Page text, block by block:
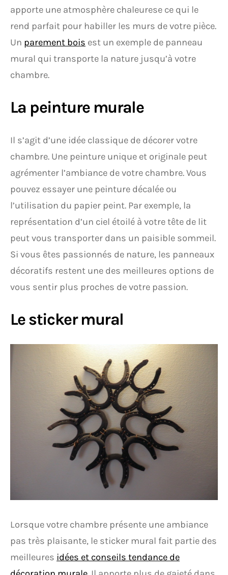
apporte une atmosphère chaleurese ce qui le
rend parfait pour habiller les murs de votre pièce.
Un parement bois est un exemple de panneau
mural qui transporte la nature jusqu’à votre
chambre.
La peinture murale
Il s’agit d’une idée classique de décorer votre
chambre. Une peinture unique et originale peut
agrémenter l’ambiance de votre chambre. Vous
pouvez essayer une peinture décalée ou
l’utilisation du papier peint. Par exemple, la
représentation d’un ciel étoilé à votre tête de lit
peut vous transporter dans un paisible sommeil.
Si vous êtes passionnés de nature, les panneaux
décoratifs restent une des meilleures options de
vous sentir plus proches de votre passion.
Le sticker mural
Lorsque votre chambre présente une ambiance
pas très plaisante, le sticker mural fait partie des
meilleures idées et conseils tendance de